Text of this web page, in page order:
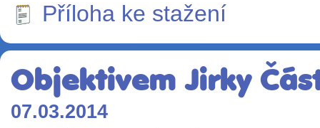
Příloha ke stažení
Objektivem Jirky
07.03.2014